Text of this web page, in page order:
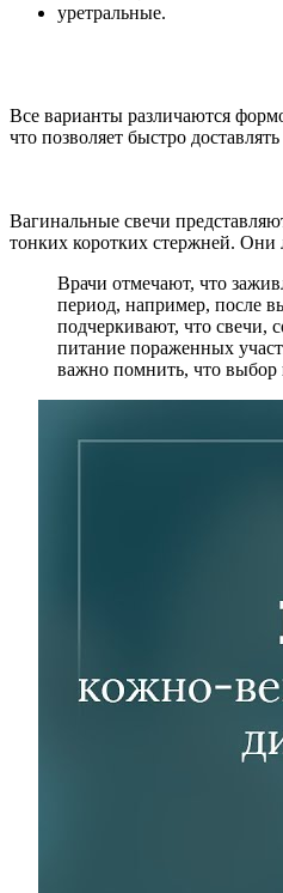
уретральные.
Все варианты различаются
что позволяет быстро
Вагинальные свечи
тонких коротких стержней. Они
Врачи отмечают, что
период, например, после
подчеркивают, что свечи,
питание пораженных
важно помнить, что выбор